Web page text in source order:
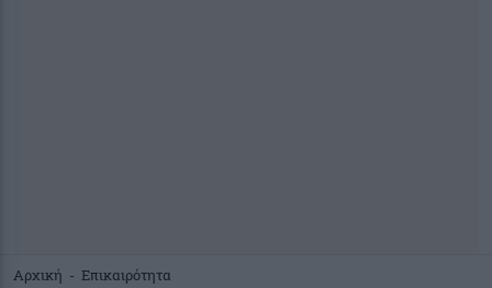
Αρχική - Επικαιρότητα